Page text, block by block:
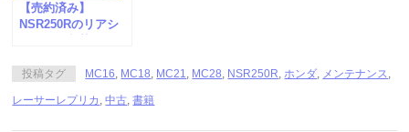
【売約済み】
NSR250Rのリアシ
投稿タグ MC16, MC18, MC21, MC28, NSR250R,ホンダ, メンテナンス,
レーサーレプリカ ,中古,書籍